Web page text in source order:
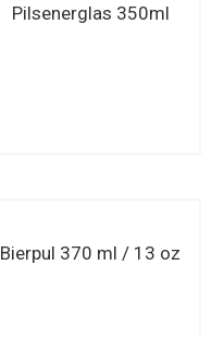
Pilsenerglas 350ml
Bierpul 370 ml / 13 oz